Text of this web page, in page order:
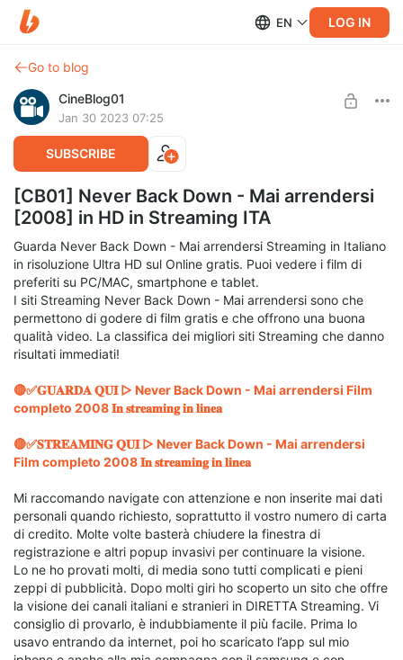
EN LOG IN
Go to blog
CineBlog01
Jan 30 2023 07:25
SUBSCRIBE
[CB01] Never Back Down - Mai arrendersi
[2008] in HD in Streaming ITA
Guarda Never Back Down - Mai arrendersi Streaming in Italiano
in risoluzione Ultra HD sul Online gratis. Puoi vedere i film di
preferiti su PC/MAC, smartphone e tablet.
I siti Streaming Never Back Down - Mai arrendersi sono che
permettono di godere di film gratis e che offrono una buona
qualità video. La classifica dei migliori siti Streaming che danno
risultati immediati!
🔴✅𝐆𝐔𝐀𝐑𝐃𝐀 𝐐𝐔𝐈 ▷ Never Back Down - Mai arrendersi Film
completo 2008 𝐈𝐧 𝐬𝐭𝐫𝐞𝐚𝐦𝐢𝐧𝐠 𝐢𝐧 𝐥𝐢𝐧𝐞𝐚
🔴✅𝐒𝐓𝐑𝐄𝐀𝐌𝐈𝐍𝐆 𝐐𝐔𝐈 ▷ Never Back Down - Mai arrendersi
Film completo 2008 𝐈𝐧 𝐬𝐭𝐫𝐞𝐚𝐦𝐢𝐧𝐠 𝐢𝐧 𝐥𝐢𝐧𝐞𝐚
Mi raccomando navigate con attenzione e non inserite mai dati
personali quando richiesto, soprattutto il vostro numero di carta
di credito. Molte volte basterà chiudere la finestra di
registrazione e altri popup invasivi per continuare la visione.
Lo ne ho provati molti, di media sono tutti complicati e pieni
zeppi di pubblicità. Dopo molti giri ho scoperto un sito che offre
la visione dei canali italiani e stranieri in DIRETTA Streaming. Vi
consiglio di provarlo, è indubbiamente il più facile. Prima lo
usavo entrando da internet, poi ho scaricato l’app sul mio